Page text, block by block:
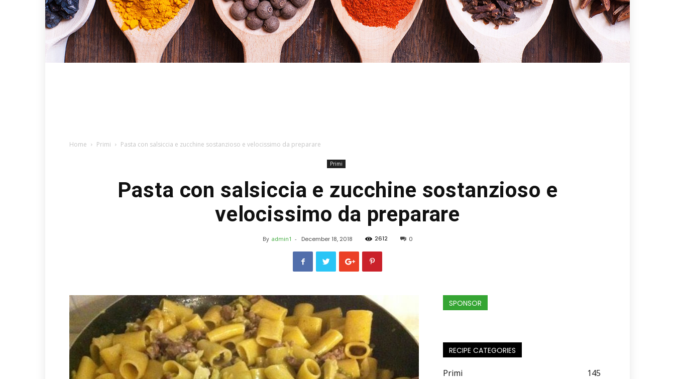
Sapori
Home Primi Pasta con salsiccia e zucchine sostanzioso e velocissimo da preparare
Primi
Pasta con salsiccia e zucchine sostanzioso e
velocissimo da preparare
By admin1 - December 18, 2018 2612 0
SPONSOR
RECIPE CATEGORIES
Primi
145